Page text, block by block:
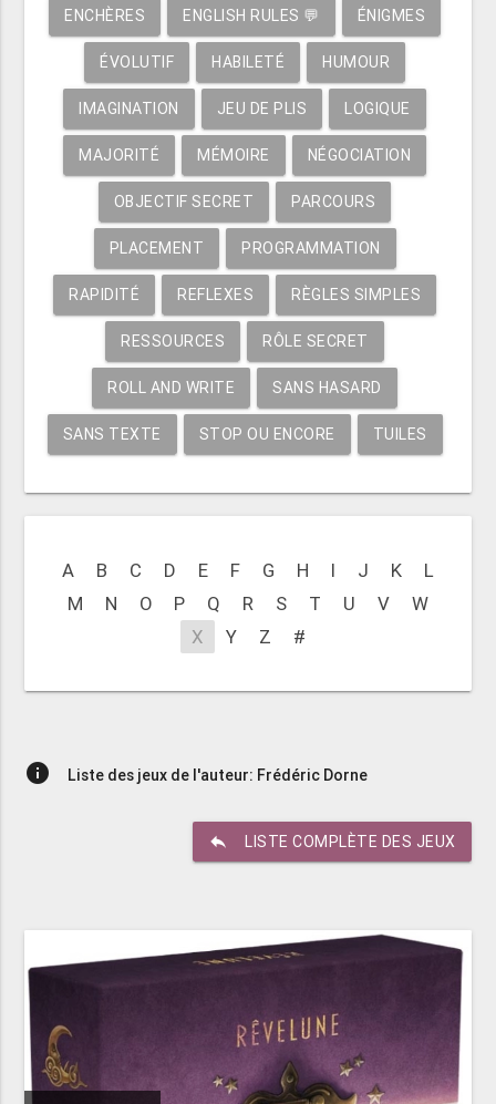
ENCHÈRES ENGLISH RULES 💬 ÉNIGMES
ÉVOLUTIF HABILETÉ HUMOUR
IMAGINATION JEU DE PLIS LOGIQUE
MAJORITÉ MÉMOIRE NÉGOCIATION
OBJECTIF SECRET PARCOURS
PLACEMENT PROGRAMMATION
RAPIDITÉ REFLEXES RÈGLES SIMPLES
RESSOURCES RÔLE SECRET
ROLL AND WRITE SANS HASARD
SANS TEXTE STOP OU ENCORE TUILES
A B C D E F G H I J K
L
M
N O P Q R S T U V
W
X
Y Z #
info Liste des jeux de l'auteur: Frédéric Dorne
reply LISTE COMPLÈTE DES JEUX